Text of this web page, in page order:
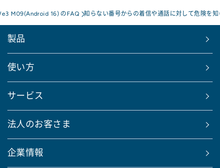
M09(Android 16) のFAQ 知らない番号からの着信や通話に対して危険を
製品
使い方
サービス
法人のお客さま
企業情報